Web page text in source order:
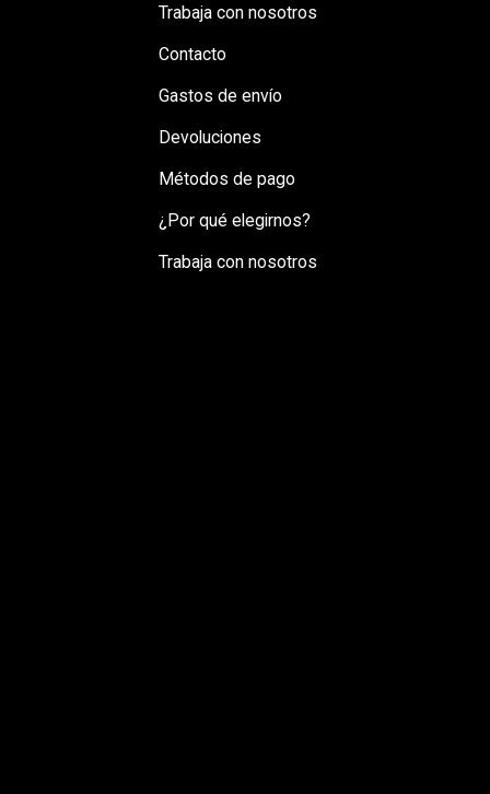
Trabaja con nosotros
Contacto
Gastos de envío
Devoluciones
Métodos de pago
¿Por qué elegirnos?
Trabaja con nosotros